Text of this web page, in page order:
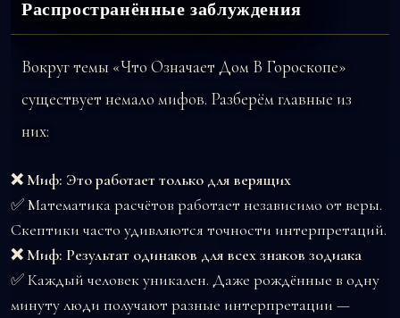
Распространённые заблуждения
Вокруг темы «Что Означает Дом В Гороскопе»
существует немало мифов. Разберём главные из
них:
❌ Миф: Это работает только для верящих
✅ Математика расчётов работает независимо от веры.
Скептики часто удивляются точности интерпретаций.
❌ Миф: Результат одинаков для всех знаков зодиака
✅ Каждый человек уникален. Даже рождённые в одну
минуту люди получают разные интерпретации —